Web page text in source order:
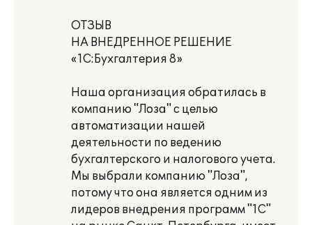
ОТЗЫВ
НА ВНЕДРЕННОЕ РЕШЕНИЕ
«1С:Бухгалтерия 8»
Наша организация обратилась в
компанию "Лоза" с целью
автоматизации нашей
деятельности по ведению
бухгалтерского и налогового учета.
Мы выбрали компанию "Лоза",
потому что она является одним из
лидеров внедрения программ "1С"